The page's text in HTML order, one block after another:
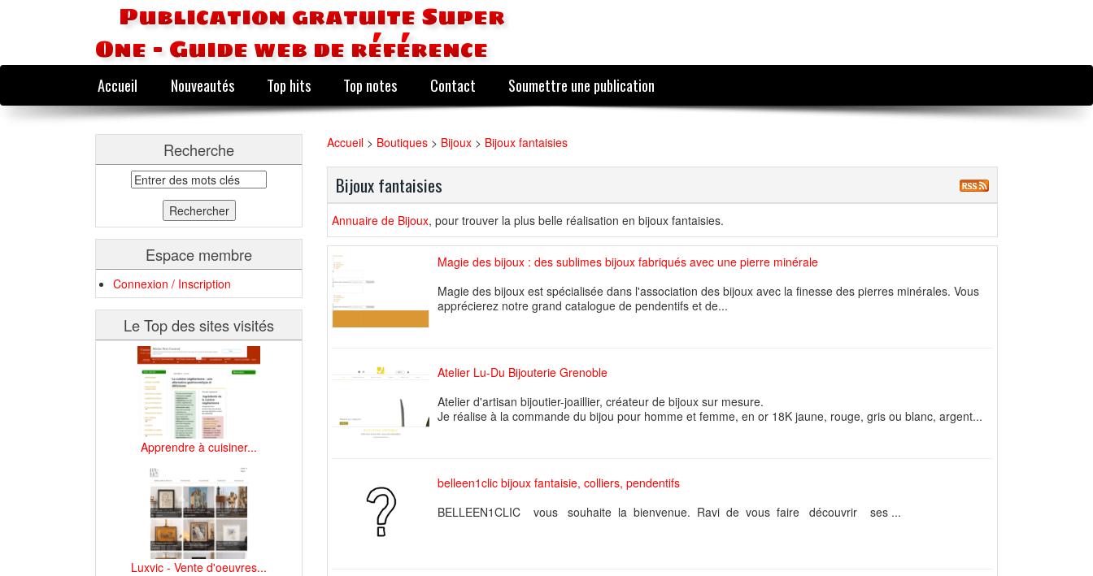
Publication gratuite Super
One - Guide web de référence
Accueil Nouveautés Top hits Top notes Contact Soumettre une publication
Recherche
Espace membre
Connexion / Inscription
Le Top des sites visités
Apprendre à cuisiner...
Luxvic - Vente d'oeuvres...
Accueil > Boutiques > Bijoux > Bijoux fantaisies
Bijoux fantaisies
Annuaire de Bijoux, pour trouver la plus belle réalisation en bijoux fantaisies.
Magie des bijoux : des sublimes bijoux fabriqués avec une pierre minérale
Magie des bijoux est spécialisée dans l'association des bijoux avec la finesse des pierres minérales. Vous
apprécierez notre grand catalogue de pendentifs et de...
Atelier Lu-Du Bijouterie Grenoble
Atelier d'artisan bijoutier-joaillier, créateur de bijoux sur mesure.
Je réalise à la commande du bijou pour homme et femme, en or 18K jaune, rouge, gris ou blanc, argent...
belleen1clic bijoux fantaisie, colliers, pendentifs
BELLEEN1CLIC vous souhaite la bienvenue. Ravi de vous faire découvrir ses ...